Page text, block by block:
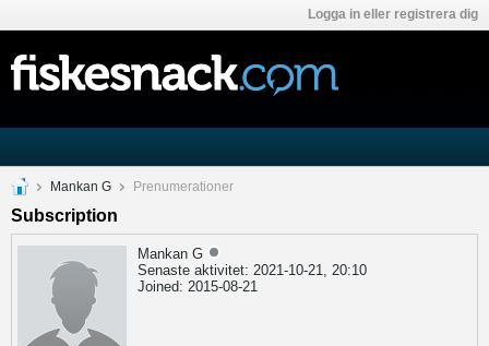
Logga in eller registrera dig
Mankan G Prenumerationer
Subscription
Mankan G
Senaste aktivitet: 2021-10-21, 20:10
Joined: 2015-08-21